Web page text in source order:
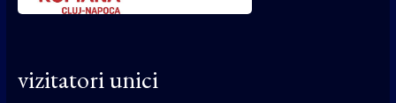
vizitatori unici